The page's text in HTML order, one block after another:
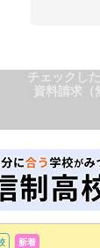
チェックし
資料請求（
新着